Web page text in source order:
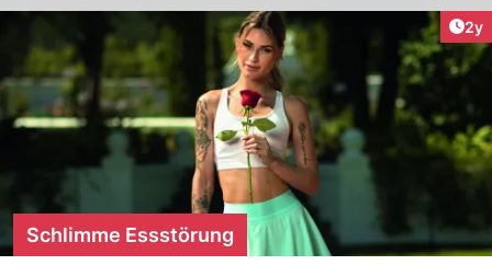
2y
Schlimme Essstörung